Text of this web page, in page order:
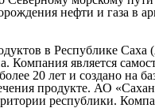
нефти и газа
в Республике
Компания является
20 лет и создано на
продукте. АО
республики.